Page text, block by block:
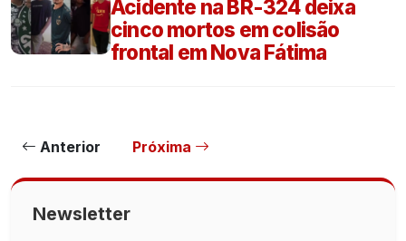
Acidente na BR-324 deixa
cinco mortos em colisão
frontal em Nova Fátima
Anterior Próxima
Newsletter